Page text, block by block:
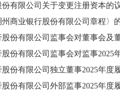
限公司关于变更注册资本的
业银行股份有限公司章程〉
股份有限公司监事会对董事会及
股份有限公司监事会对监事2025
份有限公司独立董事2025年度
份有限公司外部监事2025年度